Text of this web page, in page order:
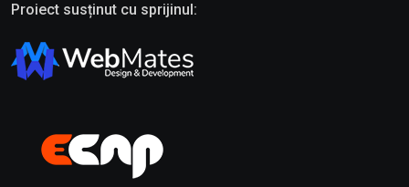
Proiect susținut cu sprijinul: